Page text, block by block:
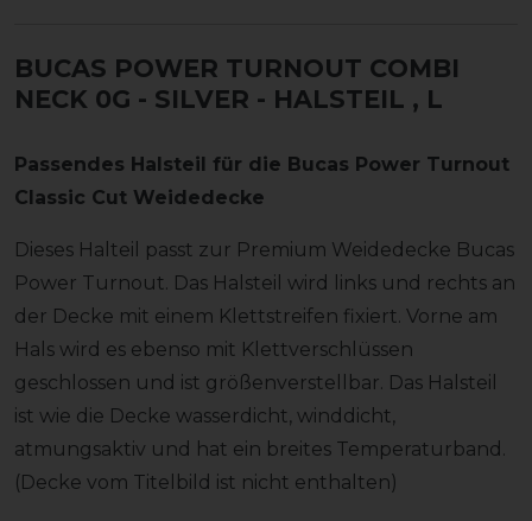
BUCAS POWER TURNOUT COMBI
NECK 0G - SILVER - HALSTEIL , L
Passendes Halsteil für die Bucas Power Turnout
Classic Cut Weidedecke
Dieses Halteil passt zur Premium Weidedecke Bucas
Power Turnout. Das Halsteil wird links und rechts an
der Decke mit einem Klettstreifen fixiert. Vorne am
Hals wird es ebenso mit Klettverschlüssen
geschlossen und ist größenverstellbar. Das Halsteil
ist wie die Decke wasserdicht, winddicht,
atmungsaktiv und hat ein breites Temperaturband.
(Decke vom Titelbild ist nicht enthalten)